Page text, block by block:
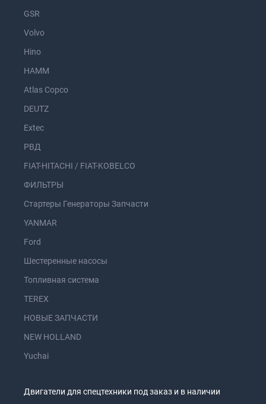
GSR
Volvo
Hino
HAMM
Atlas Copco
DEUTZ
Extec
РВД
FIAT-HITACHI / FIAT-KOBELCO
ФИЛЬТРЫ
Стартеры Генераторы Запчасти
YANMAR
Ford
Шестеренные насосы
Топливная система
TEREX
НОВЫЕ ЗАПЧАСТИ
NEW HOLLAND
Yuchai
Двигатели для спецтехники под заказ и в наличии